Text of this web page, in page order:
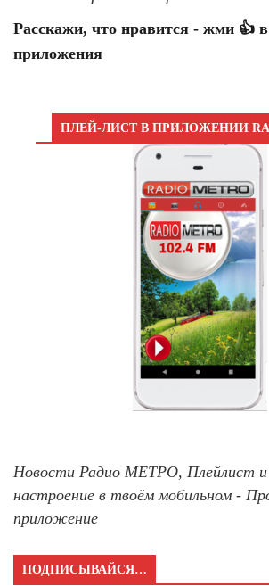
Расскажи, что нравится - жми 👍 в
приложения
ПЛЕЙ-ЛИСТ В ПРИЛОЖЕНИИ
Новости Радио МЕТРО, Плейлист и
настроение в твоём мобильном -
приложение
ПОДПИСЫВАЙСЯ…